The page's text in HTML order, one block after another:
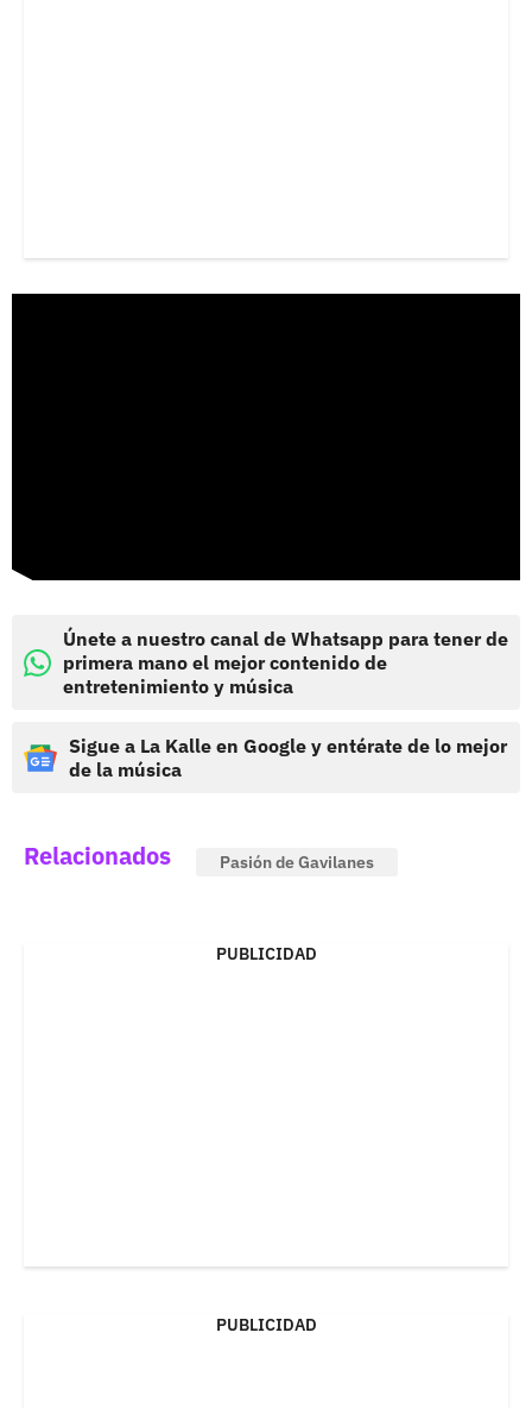
Únete a nuestro canal de Whatsapp para tener de
primera mano el mejor contenido de
entretenimiento y música
Sigue a La Kalle en Google y entérate de lo mejor
de la música
Relacionados Pasión de Gavilanes
PUBLICIDAD
PUBLICIDAD